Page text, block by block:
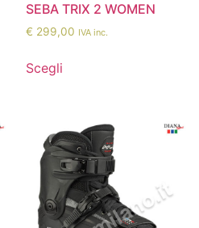
SEBA TRIX 2 WOMEN
€ 299,00 IVA inc.
Scegli